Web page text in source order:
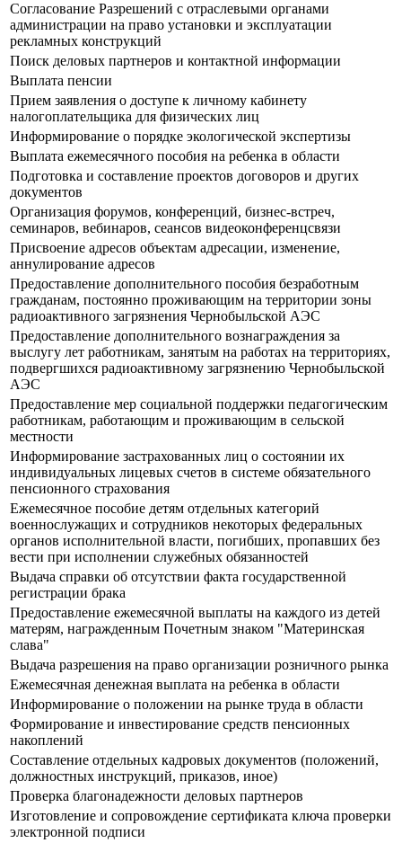
Согласование Разрешений с отраслевыми органами
администрации на право установки и эксплуатации
рекламных конструкций
Поиск деловых партнеров и контактной информации
Выплата пенсии
Прием заявления о доступе к личному кабинету
налогоплательщика для физических лиц
Информирование о порядке экологической экспертизы
Выплата ежемесячного пособия на ребенка в области
Подготовка и составление проектов договоров и других
документов
Организация форумов, конференций, бизнес-встреч,
семинаров, вебинаров, сеансов видеоконференцсвязи
Присвоение адресов объектам адресации, изменение,
аннулирование адресов
Предоставление дополнительного пособия безработным
гражданам, постоянно проживающим на территории зоны
радиоактивного загрязнения Чернобыльской АЭС
Предоставление дополнительного вознаграждения за
выслугу лет работникам, занятым на работах на территориях,
подвергшихся радиоактивному загрязнению Чернобыльской
АЭС
Предоставление мер социальной поддержки педагогическим
работникам, работающим и проживающим в сельской
местности
Информирование застрахованных лиц о состоянии их
индивидуальных лицевых счетов в системе обязательного
пенсионного страхования
Ежемесячное пособие детям отдельных категорий
военнослужащих и сотрудников некоторых федеральных
органов исполнительной власти, погибших, пропавших без
вести при исполнении служебных обязанностей
Выдача справки об отсутствии факта государственной
регистрации брака
Предоставление ежемесячной выплаты на каждого из детей
матерям, награжденным Почетным знаком "Материнская
слава"
Выдача разрешения на право организации розничного рынка
Ежемесячная денежная выплата на ребенка в области
Информирование о положении на рынке труда в области
Формирование и инвестирование средств пенсионных
накоплений
Составление отдельных кадровых документов (положений,
должностных инструкций, приказов, иное)
Проверка благонадежности деловых партнеров
Изготовление и сопровождение сертификата ключа проверки
электронной подписи